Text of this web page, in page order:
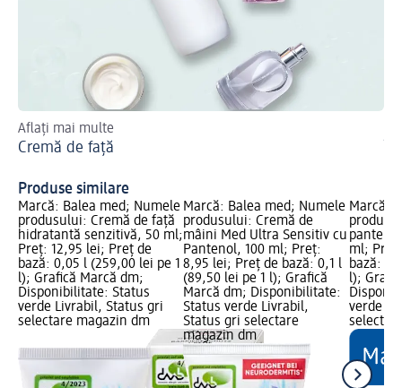
Aflați mai multe
Cremă de față
Produse similare
Marcă: Balea med; Numele
produsului: Cremă de față
hidratantă senzitivă, 50 ml;
Preț: 12,95 lei; Preț de
bază: 0,05 l (259,00 lei pe 1
l); Grafică Marcă dm;
Disponibilitate: Status
verde Livrabil, Status gri
selectare magazin dm
Marcă: Balea med; Numele
produsului: Cremă de
mâini Med Ultra Sensitiv cu
Pantenol, 100 ml; Preț:
8,95 lei; Preț de bază: 0,1 l
(89,50 lei pe 1 l); Grafică
Marcă dm; Disponibilitate:
Status verde Livrabil,
Status gri selectare
magazin dm
Marcă:
ml;
bază:
l);
verde